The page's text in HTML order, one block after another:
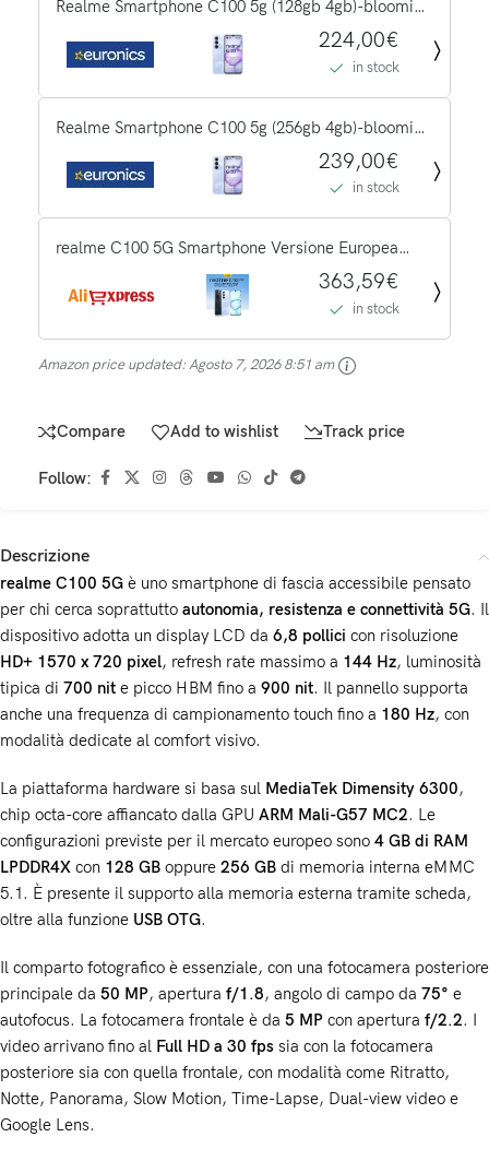
Realme Smartphone C100 5g (128gb 4gb)-blooming
224,00€
in stock
Realme Smartphone C100 5g (256gb 4gb)-blooming
239,00€
in stock
realme C100 5G Smartphone Versione Europea
2026 Nuova Anteprima Mondiale MediaTek
Dimensity 6300 Display 6.8'' 144Hz Batteria
363,59€
in stock
Amazon price updated:Agosto 7, 2026 8:51 am
Compare Add to wishlist Track price
Follow:
Descrizione
realme C100 5G è uno smartphone di fascia accessibile pensato
per chi cerca soprattutto autonomia, resistenza e connettività 5G. Il
dispositivo adotta un display LCD da 6,8 pollici con risoluzione
HD+ 1570 x 720 pixel, refresh rate massimo a 144 Hz, luminosità
tipica di 700 nit e picco HBM fino a 900 nit. Il pannello supporta
anche una frequenza di campionamento touch fino a 180 Hz, con
modalità dedicate al comfort visivo.
La piattaforma hardware si basa sul MediaTek Dimensity 6300,
chip octa-core affiancato dalla GPU ARM Mali-G57 MC2. Le
configurazioni previste per il mercato europeo sono 4 GB di RAM
LPDDR4X con 128 GB oppure 256 GB di memoria interna eMMC
5.1. È presente il supporto alla memoria esterna tramite scheda,
oltre alla funzione USB OTG.
Il comparto fotografico è essenziale, con una fotocamera posteriore
principale da 50 MP, apertura f/1.8, angolo di campo da 75° e
autofocus. La fotocamera frontale è da 5 MP con apertura f/2.2. I
video arrivano fino al Full HD a 30 fps sia con la fotocamera
posteriore sia con quella frontale, con modalità come Ritratto,
Notte, Panorama, Slow Motion, Time-Lapse, Dual-view video e
Google Lens.